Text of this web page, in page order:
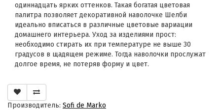
одиннадцать ярких оттенков. Такая богатая цветовая
палитра позволяет декоративной наволочке Шелби
идеально вписаться в различные цветовые вариации
домашнего интерьера. Уход за изделиями прост:
необходимо стирать их при температуре не выше 30
градусов в щадящем режиме. Тогда наволочки прослужат
долгое время, не потеряв форму и цвет.
Производитель: Sofi de Marko